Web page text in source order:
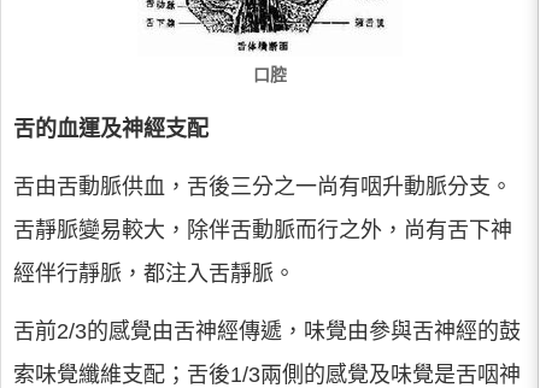
口腔
舌的血運及神經支配
舌由舌動脈供血，舌後三分之一尚有咽升動脈分支。
舌靜脈變易較大，除伴舌動脈而行之外，尚有舌下神
經伴行靜脈，都注入舌靜脈。
舌前2/3的感覺由舌神經傳遞，味覺由參與舌神經的鼓
索味覺纖維支配；舌後1/3兩側的感覺及味覺是舌咽神